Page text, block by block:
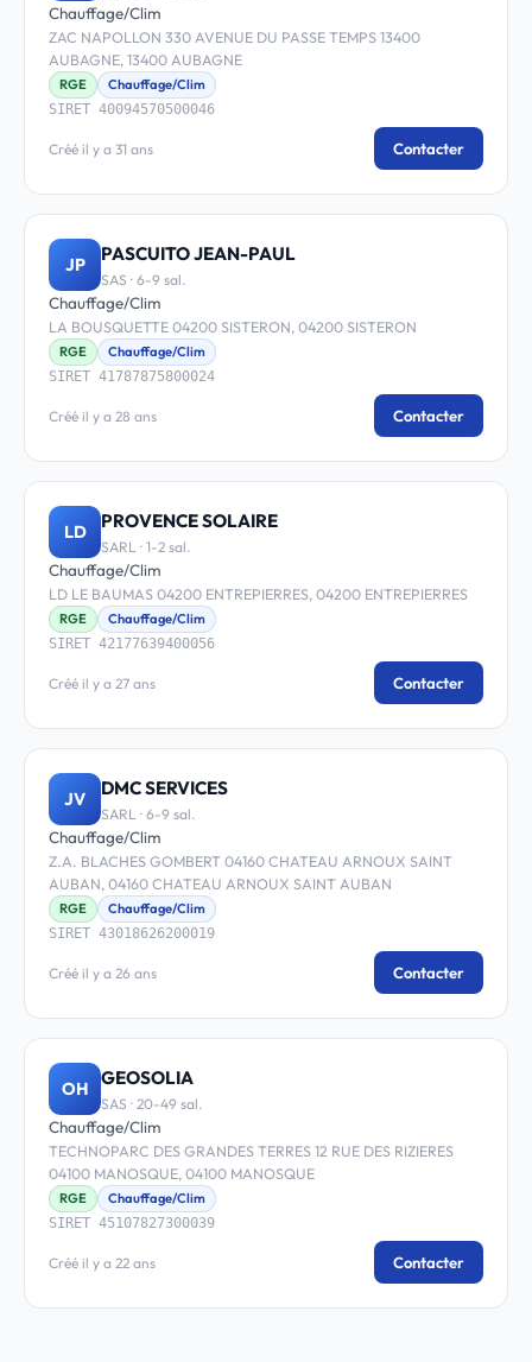
Chauffage/Clim
ZAC NAPOLLON 330 AVENUE DU PASSE TEMPS 13400
AUBAGNE, 13400 AUBAGNE
RGE
Chauffage/Clim
SIRET 40094570500046
Créé il y a 31 ans Contacter
JP PASCUITO JEAN-PAUL
SAS · 6-9 sal.
Chauffage/Clim
LA BOUSQUETTE 04200 SISTERON, 04200 SISTERON
RGE
Chauffage/Clim
SIRET 41787875800024
Créé il y a 28 ans Contacter
LD PROVENCE SOLAIRE
SARL · 1-2 sal.
Chauffage/Clim
LD LE BAUMAS 04200 ENTREPIERRES, 04200 ENTREPIERRES
RGE
Chauffage/Clim
SIRET 42177639400056
Créé il y a 27 ans Contacter
JV DMC SERVICES
SARL · 6-9 sal.
Chauffage/Clim
Z.A. BLACHES GOMBERT 04160 CHATEAU ARNOUX SAINT
AUBAN, 04160 CHATEAU ARNOUX SAINT AUBAN
RGE
Chauffage/Clim
SIRET 43018626200019
Créé il y a 26 ans Contacter
OH GEOSOLIA
SAS · 20-49 sal.
Chauffage/Clim
TECHNOPARC DES GRANDES TERRES 12 RUE DES RIZIERES
04100 MANOSQUE, 04100 MANOSQUE
RGE
Chauffage/Clim
SIRET 45107827300039
Créé il y a 22 ans Contacter